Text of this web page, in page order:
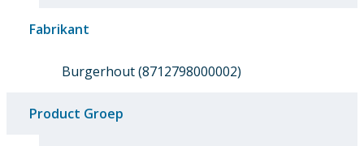
Fabrikant
Burgerhout (8712798000002)
Product Groep